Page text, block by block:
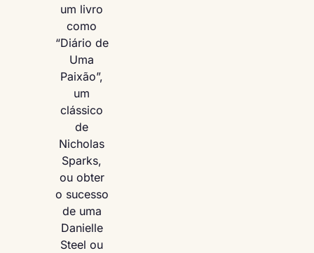
um livro
como
“Diário de
Uma
Paixão”,
um
clássico
de
Nicholas
Sparks,
ou obter
o sucesso
de uma
Danielle
Steel ou